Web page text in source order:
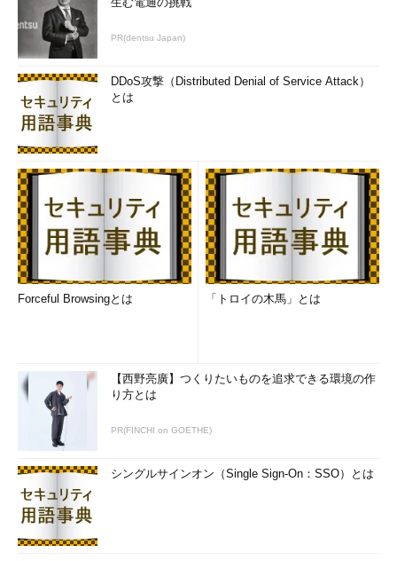
PR(dentsu Japan)
DDoS攻撃（Distributed Denial of Service Attack）
とは
Forceful Browsingとは 「トロイの木馬」とは
【西野亮廣】つくりたいものを追求できる環境の作
り方とは
PR(FINCHI on GOETHE)
シングルサインオン（Single Sign-On：SSO）とは